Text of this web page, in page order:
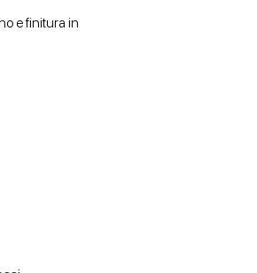
e finitura in